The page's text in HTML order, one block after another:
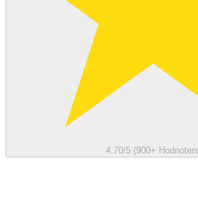
4.70/5 (900+